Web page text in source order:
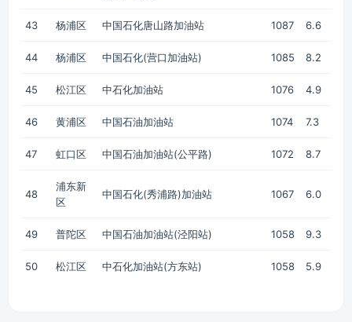
43 杨浦区 中国石化唐山路加油站 1087 6.6
44 杨浦区 中国石化(营口加油站) 1085 8.2
45 松江区 中石化加油站 1076 4.9
46 黄浦区 中国石油加油站 1074 7.3
47 虹口区 中国石油加油站(公平路) 1072 8.7
48
浦东新
区
中国石化(秀浦路)加油站 1067 6.0
49 普陀区 中国石油加油站(泾阳站) 1058 9.3
50 松江区 中石化加油站(方东站) 1058 5.9